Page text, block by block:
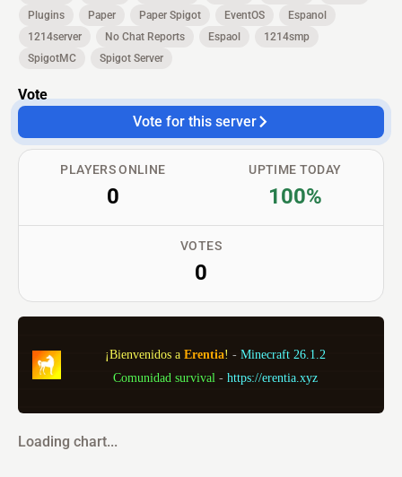
Plugins Paper Paper Spigot EventOS
Espanol
1214server
No Chat Reports Espaol
1214smp
SpigotMC
Spigot Server
Vote
Vote for this server
PLAYERS ONLINE
0
VOTES
0
UPTIME TODAY
100%
¡Bienvenidos a Erentia! - Minecraft 26.1.2
Comunidad survival - https://erentia.xyz
Loading chart...